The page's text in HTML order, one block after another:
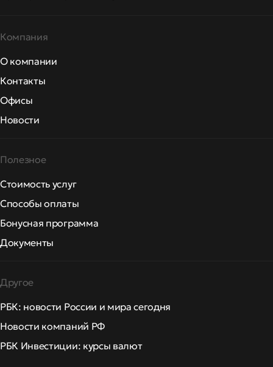
Компания
О компании
Контакты
Офисы
Новости
Полезное
Стоимость услуг
Способы оплаты
Бонусная программа
Документы
Другое
РБК: новости России и мира сегодня
Новости компаний РФ
РБК Инвестиции: курсы валют